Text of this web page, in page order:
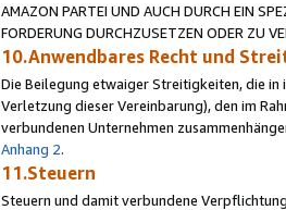
AMAZON PARTEI UND AUCH DURCH EIN
FORDERUNG DURCHZUSETZEN ODER ZU
10.Anwendbares Recht und
Die Beilegung etwaiger Streitigkeiten, die
Verletzung dieser Vereinbarung), den im
verbundenen Unternehmen
Anhang 2.
11.Steuern
Steuern und damit verbundene